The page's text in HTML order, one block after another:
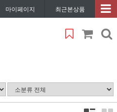
마이페이지 최근본상품